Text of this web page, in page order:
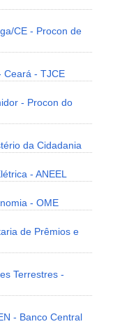
CE - Procon de
Ceará - TJCE
- Procon do
da Cidadania
- ANEEL
- OME
de Prêmios e
Terrestres -
- Banco Central